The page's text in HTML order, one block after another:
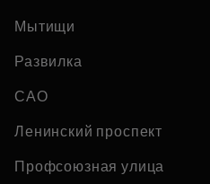
Мытищи
Развилка
САО
Ленинский проспект
Профсоюзная улица